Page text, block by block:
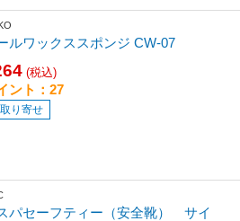
ルワックススポンジ CW-07
(税込)
ント：27
り寄せ
パセーフティー（安全靴） サイ